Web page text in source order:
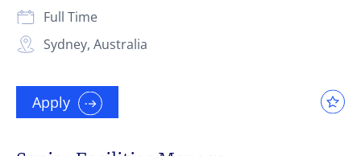
Sydney, Australia
Full Time
Apply